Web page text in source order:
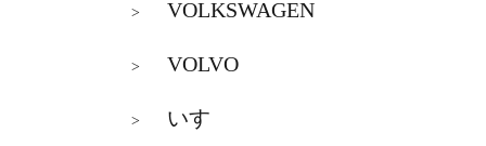
> VOLKSWAGEN
> VOLVO
> いすゞ